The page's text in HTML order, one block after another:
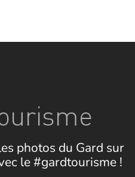
photos du Gard sur
le #gardtourisme !